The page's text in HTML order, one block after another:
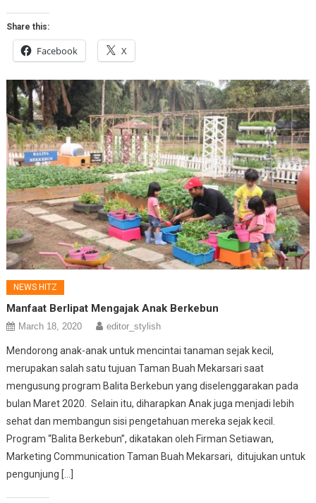
Share this:
Facebook X
NEWS HITZ
Manfaat Berlipat Mengajak Anak Berkebun
March 18, 2020 editor_stylish
Mendorong anak-anak untuk mencintai tanaman sejak kecil,
merupakan salah satu tujuan Taman Buah Mekarsari saat
mengusung program Balita Berkebun yang diselenggarakan pada
bulan Maret 2020. Selain itu, diharapkan Anak juga menjadi lebih
sehat dan membangun sisi pengetahuan mereka sejak kecil.
Program “Balita Berkebun”, dikatakan oleh Firman Setiawan,
Marketing Communication Taman Buah Mekarsari, ditujukan untuk
pengunjung […]